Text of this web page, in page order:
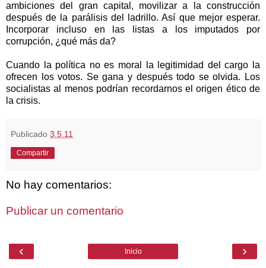
ambiciones del gran capital, movilizar a la construcción
después de la parálisis del ladrillo. Así que mejor esperar.
Incorporar incluso en las listas a los imputados por
corrupción, ¿qué más da?
Cuando la política no es moral la legitimidad del cargo la
ofrecen los votos. Se gana y después todo se olvida. Los
socialistas al menos podrían recordarnos el origen ético de
la crisis.
Publicado 3.5.11
Compartir
No hay comentarios:
Publicar un comentario
‹ ›
Inicio